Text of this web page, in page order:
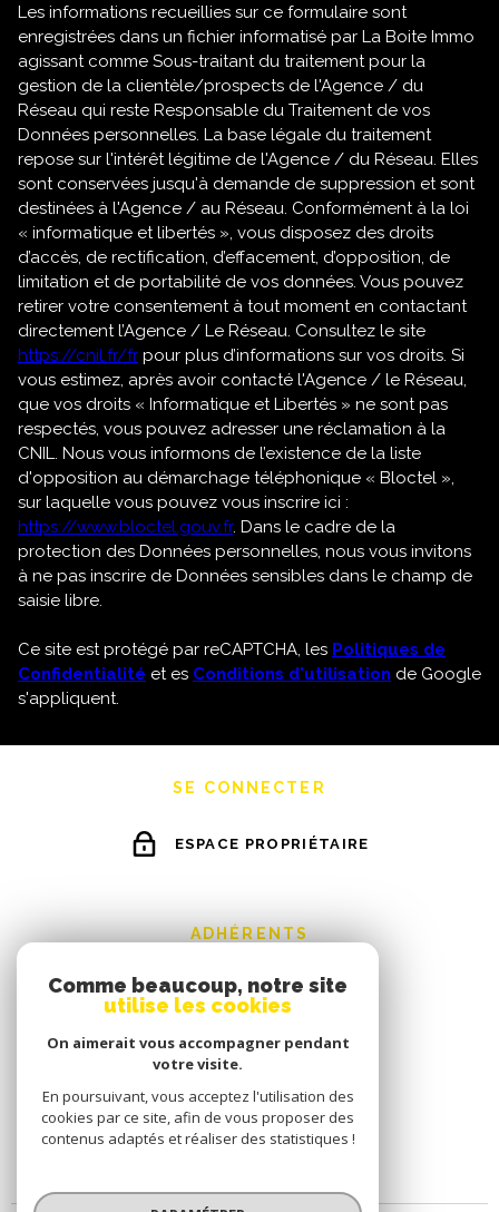
Les informations recueillies sur ce formulaire sont
enregistrées dans un fichier informatisé par La Boite Immo
agissant comme Sous-traitant du traitement pour la
gestion de la clientèle/prospects de l'Agence / du
Réseau qui reste Responsable du Traitement de vos
Données personnelles. La base légale du traitement
repose sur l'intérêt légitime de l'Agence / du Réseau. Elles
sont conservées jusqu'à demande de suppression et sont
destinées à l'Agence / au Réseau. Conformément à la loi
« informatique et libertés », vous disposez des droits
d’accès, de rectification, d’effacement, d’opposition, de
limitation et de portabilité de vos données. Vous pouvez
retirer votre consentement à tout moment en contactant
directement l’Agence / Le Réseau. Consultez le site
https://cnil.fr/fr pour plus d’informations sur vos droits. Si
vous estimez, après avoir contacté l'Agence / le Réseau,
que vos droits « Informatique et Libertés » ne sont pas
respectés, vous pouvez adresser une réclamation à la
CNIL. Nous vous informons de l’existence de la liste
d'opposition au démarchage téléphonique « Bloctel »,
sur laquelle vous pouvez vous inscrire ici :
https://www.bloctel.gouv.fr. Dans le cadre de la
protection des Données personnelles, nous vous invitons
à ne pas inscrire de Données sensibles dans le champ de
saisie libre.
Ce site est protégé par reCAPTCHA, les Politiques de
Confidentialité et es Conditions d'utilisation de Google
s'appliquent.
SE CONNECTER
ESPACE PROPRIÉTAIRE
ADHÉRENTS
Comme beaucoup, notre site
utilise les cookies
On aimerait vous accompagner pendant
votre visite.
En poursuivant, vous acceptez l'utilisation des
cookies par ce site, afin de vous proposer des
contenus adaptés et réaliser des statistiques !